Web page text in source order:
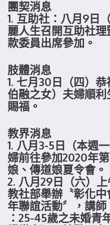
團契消息
1. 互助社：八月9日
麗人生召開互助社
款委員出席參加。
肢體消息
1. 七月30日（四）
伯融之女）夫婦順
賜福。
教界消息
1. 八月3-5日（本週
婦前往參加2020年
娘、傳道娘夏令會。
2. 八月29日（六）
教社部舉辦〝彰化
年聯誼活動〞，講
：25-45歲之未婚青